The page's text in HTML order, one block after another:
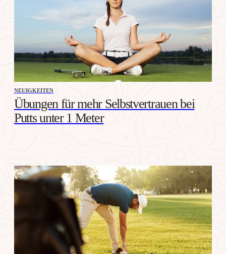
NEUIGKEITEN
Übungen für mehr Selbstvertrauen bei
Putts unter 1 Meter